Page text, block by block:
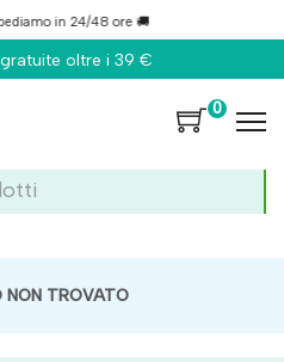
in 24/48 ore 🚚
oltre i 39 €
0
NON TROVATO